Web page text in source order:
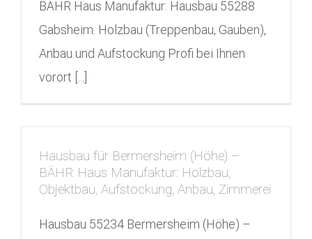
BÄHR Haus Manufaktur: Hausbau 55288
Gabsheim. Holzbau (Treppenbau, Gauben),
Anbau und Aufstockung Profi bei Ihnen
vorort [...]
Hausbau für Bermersheim (Höhe) –
BÄHR Haus Manufaktur: Holzbau,
Objektbau, Aufstockung, Anbau, Zimmerei
Hausbau 55234 Bermersheim (Höhe) –